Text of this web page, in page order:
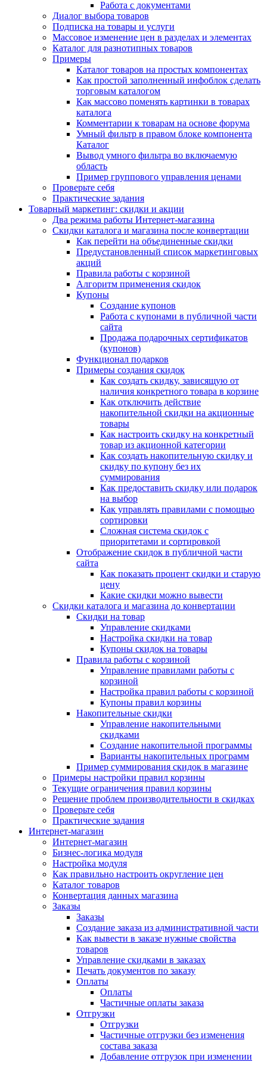
Работа с документами
Диалог выбора товаров
Подписка на товары и услуги
Массовое изменение цен в разделах и элементах
Каталог для разнотипных товаров
Примеры
Каталог товаров на простых компонентах
Как простой заполненный инфоблок сделать
торговым каталогом
Как массово поменять картинки в товарах
каталога
Комментарии к товарам на основе форума
Умный фильтр в правом блоке компонента
Каталог
Вывод умного фильтра во включаемую
область
Пример группового управления ценами
Проверьте себя
Практические задания
Товарный маркетинг: скидки и акции
Два режима работы Интернет-магазина
Скидки каталога и магазина после конвертации
Как перейти на объединенные скидки
Предустановленный список маркетинговых
акций
Правила работы с корзиной
Алгоритм применения скидок
Купоны
Создание купонов
Работа с купонами в публичной части
сайта
Продажа подарочных сертификатов
(купонов)
Функционал подарков
Примеры создания скидок
Как создать скидку, зависящую от
наличия конкретного товара в корзине
Как отключить действие
накопительной скидки на акционные
товары
Как настроить скидку на конкретный
товар из акционной категории
Как создать накопительную скидку и
скидку по купону без их
суммирования
Как предоставить скидку или подарок
на выбор
Как управлять правилами с помощью
сортировки
Сложная система скидок с
приоритетами и сортировкой
Отображение скидок в публичной части
сайта
Как показать процент скидки и старую
цену
Какие скидки можно вывести
Скидки каталога и магазина до конвертации
Скидки на товар
Управление скидками
Настройка скидки на товар
Купоны скидок на товары
Правила работы с корзиной
Управление правилами работы с
корзиной
Настройка правил работы с корзиной
Купоны правил корзины
Накопительные скидки
Управление накопительными
скидками
Создание накопительной программы
Варианты накопительных программ
Пример суммирования скидок в магазине
Примеры настройки правил корзины
Текущие ограничения правил корзины
Решение проблем производительности в скидках
Проверьте себя
Практические задания
Интернет-магазин
Интернет-магазин
Бизнес-логика модуля
Настройка модуля
Как правильно настроить округление цен
Каталог товаров
Конвертация данных магазина
Заказы
Заказы
Создание заказа из административной части
Как вывести в заказе нужные свойства
товаров
Управление скидками в заказах
Печать документов по заказу
Оплаты
Оплаты
Частичные оплаты заказа
Отгрузки
Отгрузки
Частичные отгрузки без изменения
состава заказа
Добавление отгрузок при изменении